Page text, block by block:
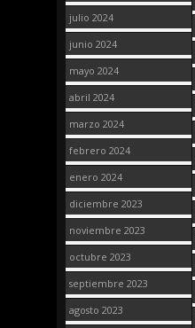
julio 2024
junio 2024
mayo 2024
abril 2024
marzo 2024
febrero 2024
enero 2024
diciembre 2023
noviembre 2023
octubre 2023
septiembre 2023
agosto 2023